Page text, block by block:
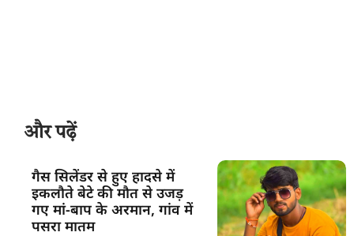
और पढ़ें
गैस सिलेंडर से हुए हादसे में
इकलौते बेटे की मौत से उजड़
गए मां-बाप के अरमान, गांव में
पसरा मातम